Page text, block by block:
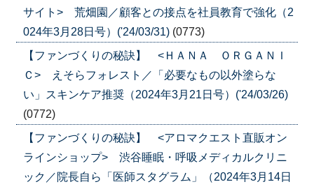
サイト> 荒畑園／顧客との接点を社員教育で強化（2
024年3月28日号）('24/03/31) (0773)
【ファンづくりの秘訣】 <ＨＡＮＡ ＯＲＧＡＮＩ
Ｃ> えそらフォレスト／「必要なもの以外塗らな
い」スキンケア推奨（2024年3月21日号）('24/03/26)
(0772)
【ファンづくりの秘訣】 <アロマクエスト直販オン
ラインショップ> 渋谷睡眠・呼吸メディカルクリニ
ック／院長自ら「医師スタグラム」（2024年3月14日